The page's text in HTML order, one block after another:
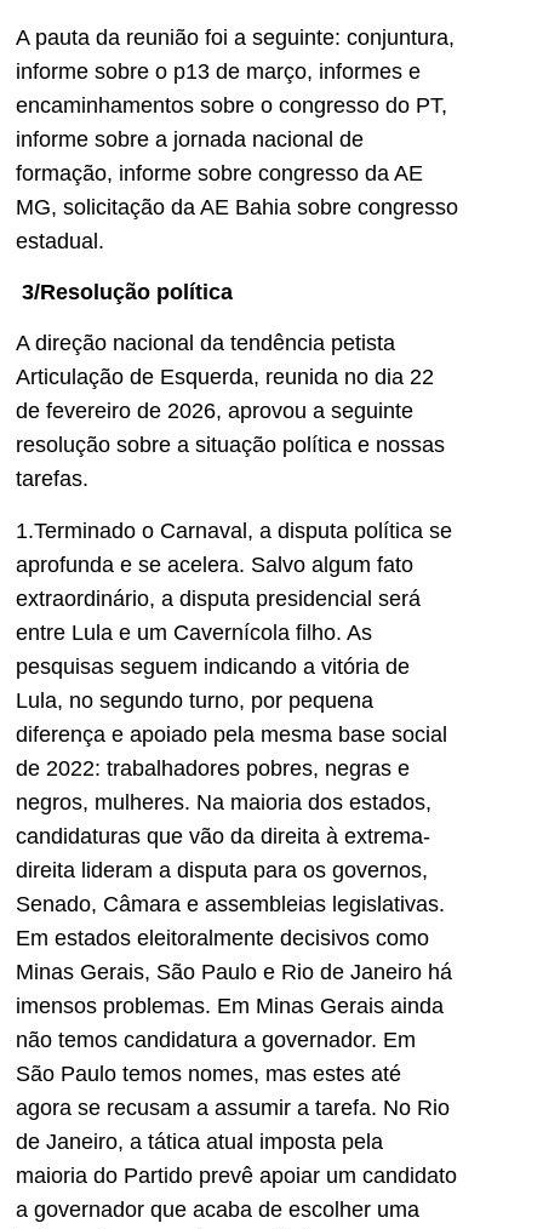
A pauta da reunião foi a seguinte: conjuntura,
informe sobre o p13 de março, informes e
encaminhamentos sobre o congresso do PT,
informe sobre a jornada nacional de
formação, informe sobre congresso da AE
MG, solicitação da AE Bahia sobre congresso
estadual.
3/Resolução política
A direção nacional da tendência petista
Articulação de Esquerda, reunida no dia 22
de fevereiro de 2026, aprovou a seguinte
resolução sobre a situação política e nossas
tarefas.
1.Terminado o Carnaval, a disputa política se
aprofunda e se acelera. Salvo algum fato
extraordinário, a disputa presidencial será
entre Lula e um Cavernícola filho. As
pesquisas seguem indicando a vitória de
Lula, no segundo turno, por pequena
diferença e apoiado pela mesma base social
de 2022: trabalhadores pobres, negras e
negros, mulheres. Na maioria dos estados,
candidaturas que vão da direita à extrema-
direita lideram a disputa para os governos,
Senado, Câmara e assembleias legislativas.
Em estados eleitoralmente decisivos como
Minas Gerais, São Paulo e Rio de Janeiro há
imensos problemas. Em Minas Gerais ainda
não temos candidatura a governador. Em
São Paulo temos nomes, mas estes até
agora se recusam a assumir a tarefa. No Rio
de Janeiro, a tática atual imposta pela
maioria do Partido prevê apoiar um candidato
a governador que acaba de escolher uma